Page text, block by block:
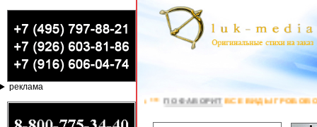
реклама
Erid: 2SDnjeX37Dc ***ПО ФАВОРИТВСЕ ВИДЫ ГРОБОВ ОТ